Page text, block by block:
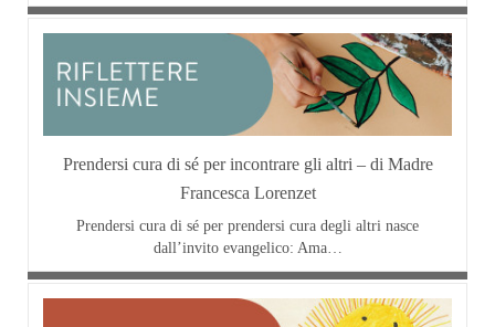
Prendersi cura di sé per incontrare gli altri – di Madre
Francesca Lorenzet
Prendersi cura di sé per prendersi cura degli altri nasce
dall’invito evangelico: Ama…